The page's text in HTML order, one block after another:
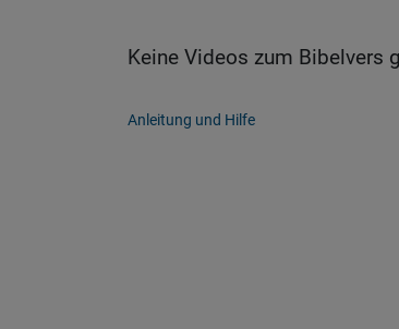
Keine Videos zum Bibelvers
Anleitung und Hilfe